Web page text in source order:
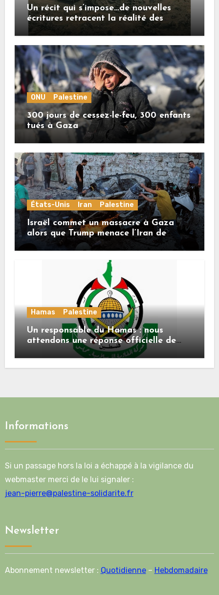
Un récit qui s’impose…de nouvelles
écritures retracent la réalité des
crimes sionistes à Gaza
ONU Palestine
300 jours de cessez-le-feu, 300 enfants
tués à Gaza
États-Unis Iran Palestine
Israël commet un massacre à Gaza
alors que Trump menace l’Iran de
«décapitation»
Hamas Palestine
Un responsable du Hamas : nous
attendons une réponse officielle de
Mladenov concernant la feuille de
route de la deuxième phase de l’accord
Informations
Si un passage hors la loi a échappé à la vigilance du
webmaster merci de le lui signaler :
jean-pierre@palestine-solidarite.fr
Newsletter
Abonnement newsletter : Quotidienne– Hebdomadaire